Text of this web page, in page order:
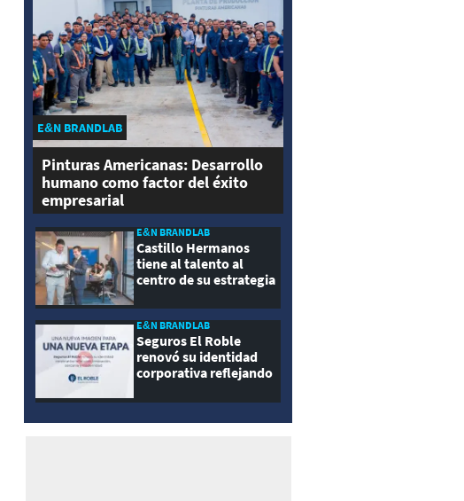
E&N BRANDLAB
Pinturas Americanas: Desarrollo
humano como factor del éxito
empresarial
E&N BRANDLAB
Castillo Hermanos
tiene al talento al
centro de su estrategia
E&N BRANDLAB
Seguros El Roble
renovó su identidad
corporativa reflejando
modernidad